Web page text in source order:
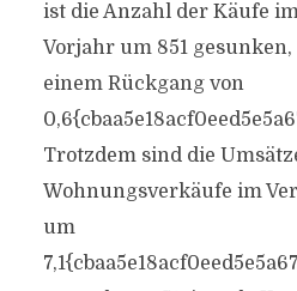
ist die Anzahl der Käufe
Vorjahr um 851
einem Rückgang von
Trotzdem sind die
Wohnungsverkäufe im
um